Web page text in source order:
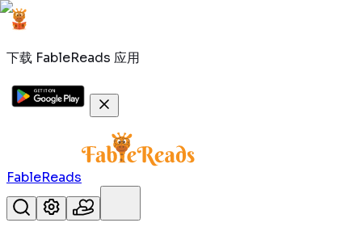
下载 FableReads 应用
FableReads